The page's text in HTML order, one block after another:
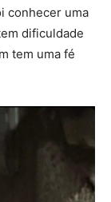
conhecer uma
dificuldade
tem uma fé